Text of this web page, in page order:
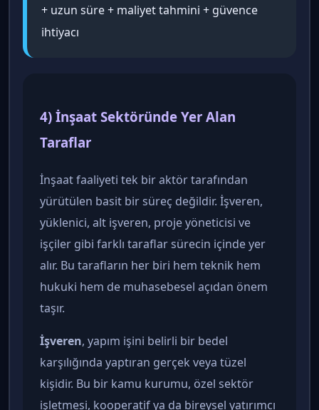
+ uzun süre + maliyet tahmini + güvence
ihtiyacı
4) İnşaat Sektöründe Yer Alan
Taraflar
İnşaat faaliyeti tek bir aktör tarafından
yürütülen basit bir süreç değildir. İşveren,
yüklenici, alt işveren, proje yöneticisi ve
işçiler gibi farklı taraflar sürecin içinde yer
alır. Bu tarafların her biri hem teknik hem
hukuki hem de muhasebesel açıdan önem
taşır.
İşveren, yapım işini belirli bir bedel
karşılığında yaptıran gerçek veya tüzel
kişidir. Bu bir kamu kurumu, özel sektör
işletmesi, kooperatif ya da bireysel yatırımcı